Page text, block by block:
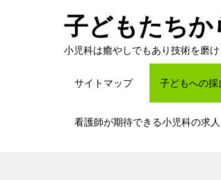
子どもたちか
小児科は癒やしでもあり技術を磨
サイトマップ 子どもへの
看護師が期待できる小児科の求人